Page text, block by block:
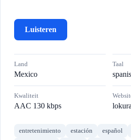
Luisteren
Land
Mexico
Taal
Kwaliteit
AAC 130 kbps
entretenimiento estación español